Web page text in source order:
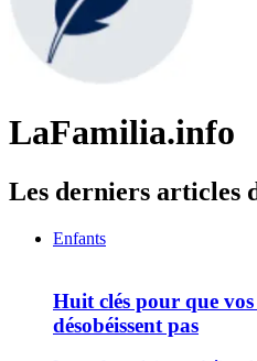
LaFamilia.info
Les derniers articles
Enfants
Huit clés pour que
désobéissent pas